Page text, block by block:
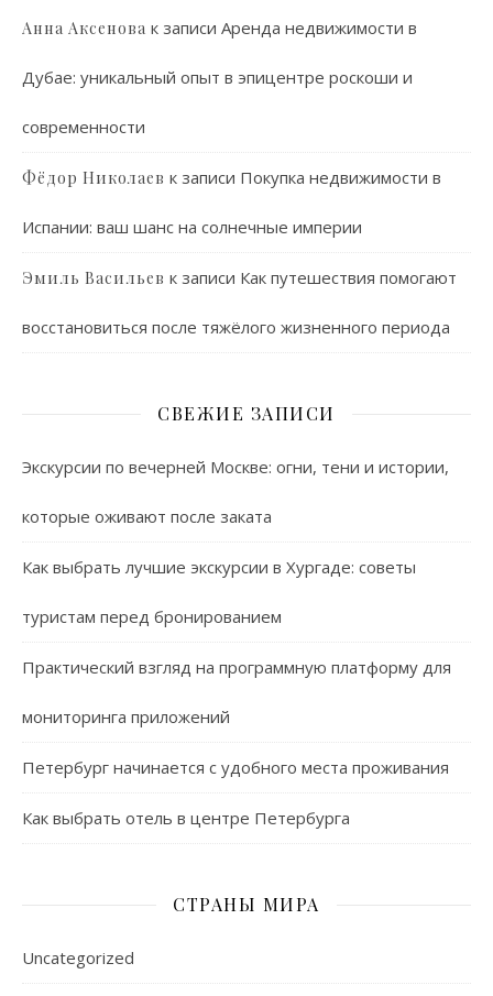
Анна Аксенова к записи Аренда недвижимости в
Дубае: уникальный опыт в эпицентре роскоши и
современности
Фёдор Николаев к записи Покупка недвижимости в
Испании: ваш шанс на солнечные империи
Эмиль Васильев к записи Как путешествия помогают
восстановиться после тяжёлого жизненного периода
СВЕЖИЕ ЗАПИСИ
Экскурсии по вечерней Москве: огни, тени и истории,
которые оживают после заката
Как выбрать лучшие экскурсии в Хургаде: советы
туристам перед бронированием
Практический взгляд на программную платформу для
мониторинга приложений
Петербург начинается с удобного места проживания
Как выбрать отель в центре Петербурга
СТРАНЫ МИРА
Uncategorized